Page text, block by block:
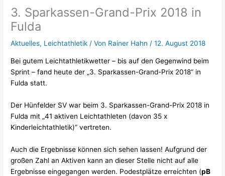
3. Sparkassen-Grand-Prix 2018 in
Fulda
Aktuelles, Leichtathletik / Von Rainer Hahn/12. August 2018
Bei gutem Leichtathletikwetter – bis auf den Gegenwind beim
Sprint – fand heute der „3. Sparkassen-Grand-Prix 2018“ in
Fulda statt.
Der Hünfelder SV war beim 3. Sparkassen-Grand-Prix 2018 in
Fulda mit „41 aktiven Leichtathleten (davon 35 x
Kinderleichtathletik)“ vertreten.
Auch die Ergebnisse können sich sehen lassen! Aufgrund der
großen Zahl an Aktiven kann an dieser Stelle nicht auf alle
Ergebnisse eingegangen werden. Podestplätze erreichten (pB